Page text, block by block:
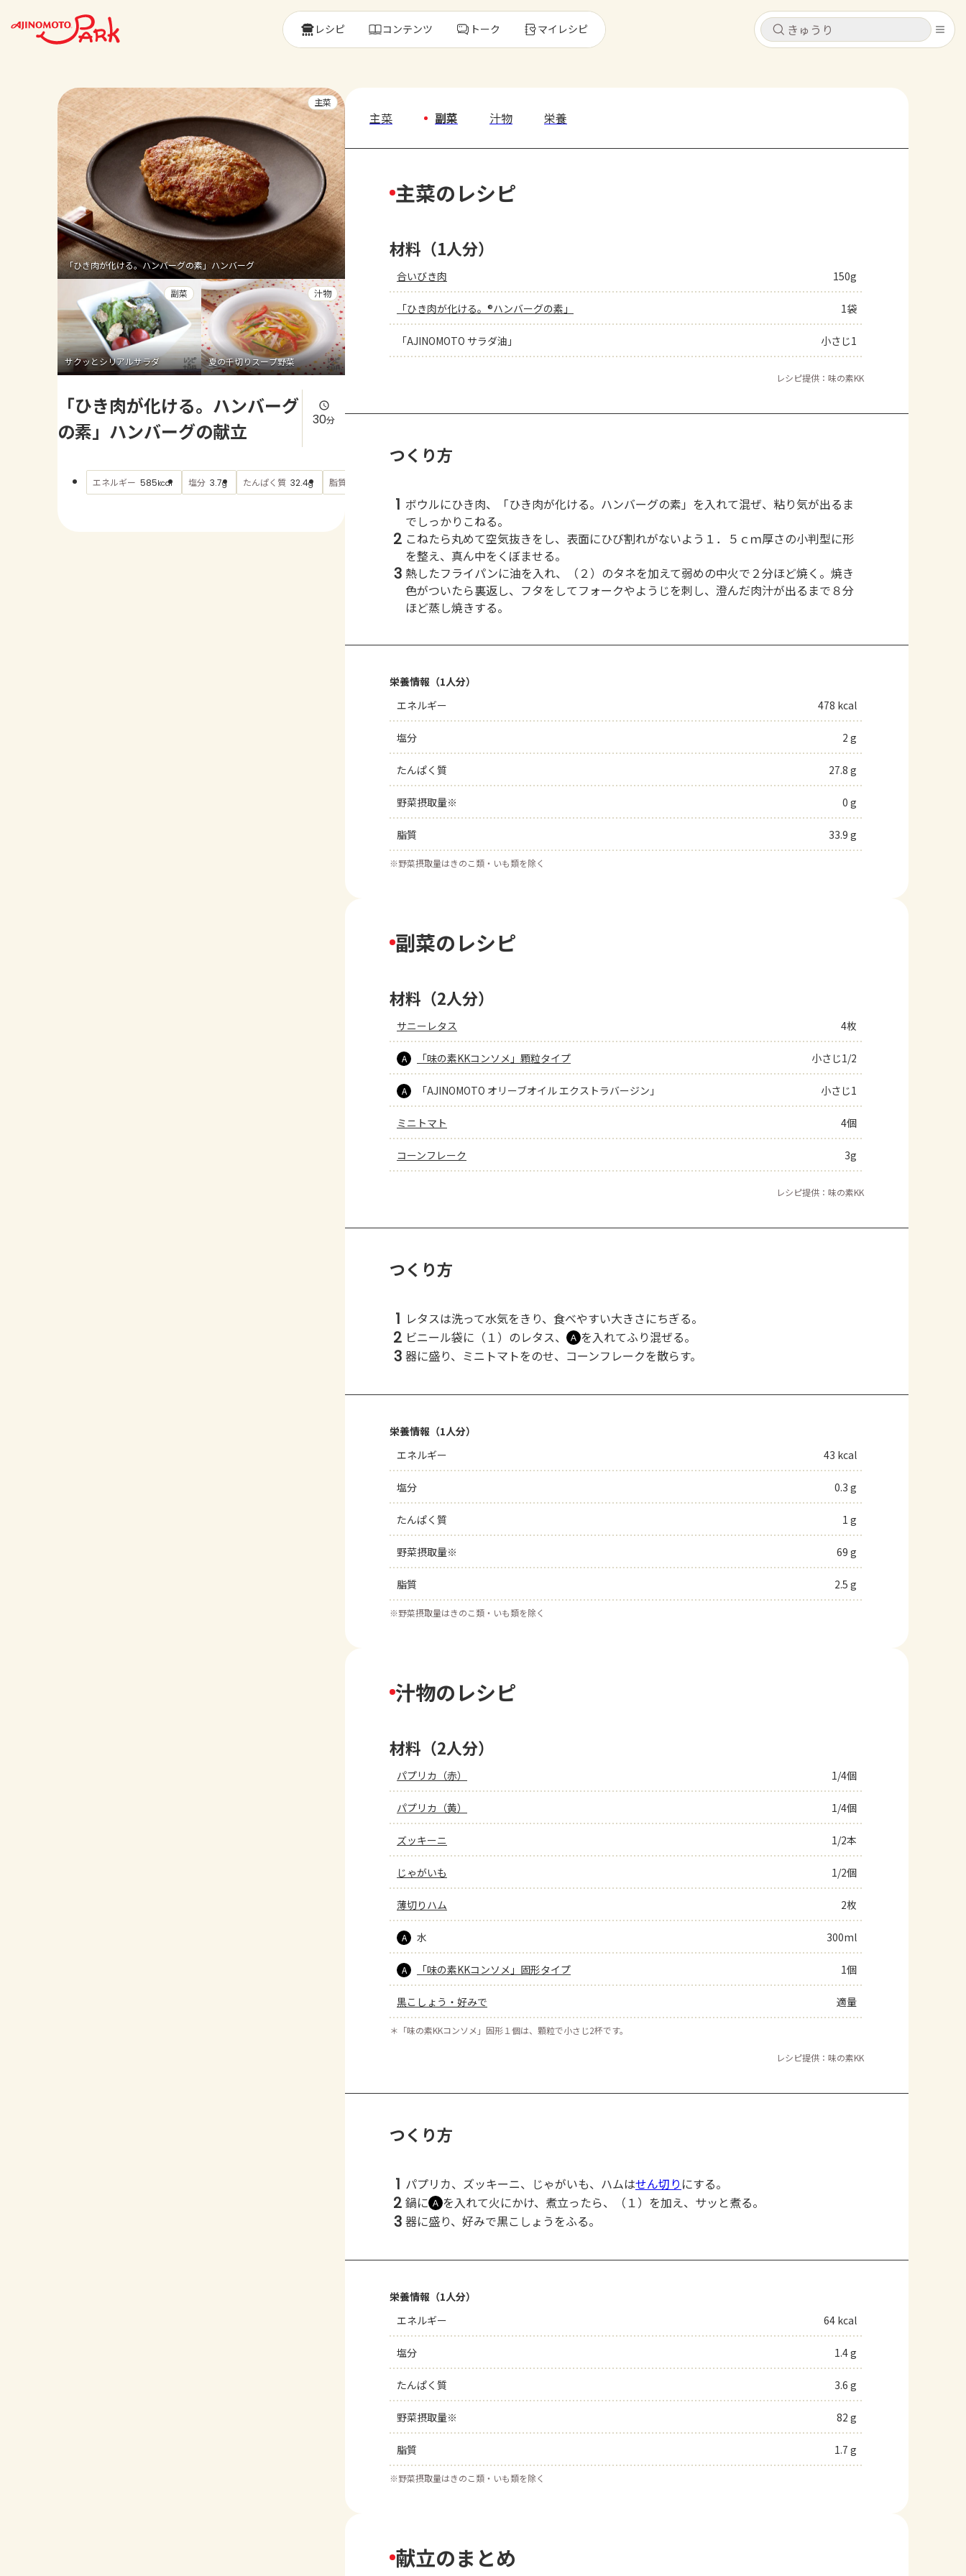
キャンセル
よくあるお問い合わせ
お買い物
キャンセル
レシピ コンテンツ トーク マイレシピ
「ひき肉が化ける。ハンバーグの素」ハンバーグ
主菜
サクッとシリアルサラダ
副菜
夏の千切りスープ野菜
汁物
「ひき肉が化ける。ハンバーグ
の素」ハンバーグの献立
30分
エネルギー 585kcal 塩分 3.7g たんぱく質 32.4g 脂質
主菜 副菜 汁物 栄養
主菜のレシピ
材料（1人分）
合いびき肉 150g
「ひき肉が化ける。®ハンバーグの素」 1袋
「AJINOMOTO サラダ油」 小さじ1
レシピ提供：味の素KK
つくり方
1 ボウルにひき肉、「ひき肉が化ける。ハンバーグの素」を入れて混ぜ、粘り気が出るま
でしっかりこねる。
2 こねたら丸めて空気抜きをし、表面にひび割れがないよう１．５ｃｍ厚さの小判型に形
を整え、真ん中をくぼませる。
3 熱したフライパンに油を入れ、（２）のタネを加えて弱めの中火で２分ほど焼く。焼き
色がついたら裏返し、フタをしてフォークやようじを刺し、澄んだ肉汁が出るまで８分
ほど蒸し焼きする。
栄養情報（1人分）
エネルギー
478 kcal
塩分 2 g
たんぱく質 27.8 g
野菜摂取量※ 0 g
脂質 33.9 g
※野菜摂取量はきのこ類・いも類を除く
副菜のレシピ
材料（2人分）
サニーレタス 4枚
A 「味の素KKコンソメ」顆粒タイプ 小さじ1/2
A 「AJINOMOTO オリーブオイル エクストラバージン」 小さじ1
ミニトマト 4個
コーンフレーク 3g
レシピ提供：味の素KK
つくり方
1 レタスは洗って水気をきり、食べやすい大きさにちぎる。
2 ビニール袋に（１）のレタス、 Ａ を入れてふり混ぜる。
3 器に盛り、ミニトマトをのせ、コーンフレークを散らす。
栄養情報（1人分）
エネルギー
43 kcal
塩分 0.3 g
たんぱく質 1 g
野菜摂取量※ 69 g
脂質 2.5 g
※野菜摂取量はきのこ類・いも類を除く
汁物のレシピ
材料（2人分）
パプリカ（赤） 1/4個
パプリカ（黄） 1/4個
ズッキーニ 1/2本
じゃがいも 1/2個
薄切りハム 2枚
A 水 300ml
A 「味の素KKコンソメ」固形タイプ 1個
黒こしょう・好みで 適量
＊ 「味の素KKコンソメ」固形１個は、顆粒で小さじ2杯です。
レシピ提供：味の素KK
つくり方
1 パプリカ、ズッキーニ、じゃがいも、ハムはせん切り にする。
2 鍋に Ａ を入れて火にかけ、煮立ったら、（１）を加え、サッと煮る。
3 器に盛り、好みで黒こしょうをふる。
栄養情報（1人分）
エネルギー
64 kcal
塩分 1.4 g
たんぱく質 3.6 g
野菜摂取量※ 82 g
脂質 1.7 g
※野菜摂取量はきのこ類・いも類を除く
献立のまとめ